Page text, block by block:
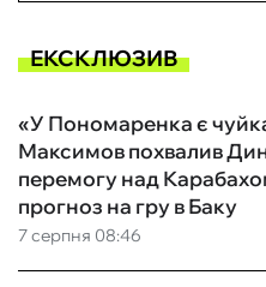
ЕКСКЛЮЗИВ
7 серпня 08:46
«У Пономаренка є
Максимов похвалив
перемогу над
прогноз на гру в Баку